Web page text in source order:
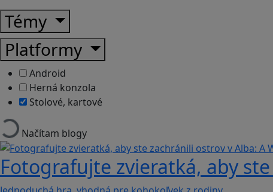
Témy
Platformy
Android
Herná konzola
Stolové, kartové
Načítam blogy
Fotografujte zvieratká, aby